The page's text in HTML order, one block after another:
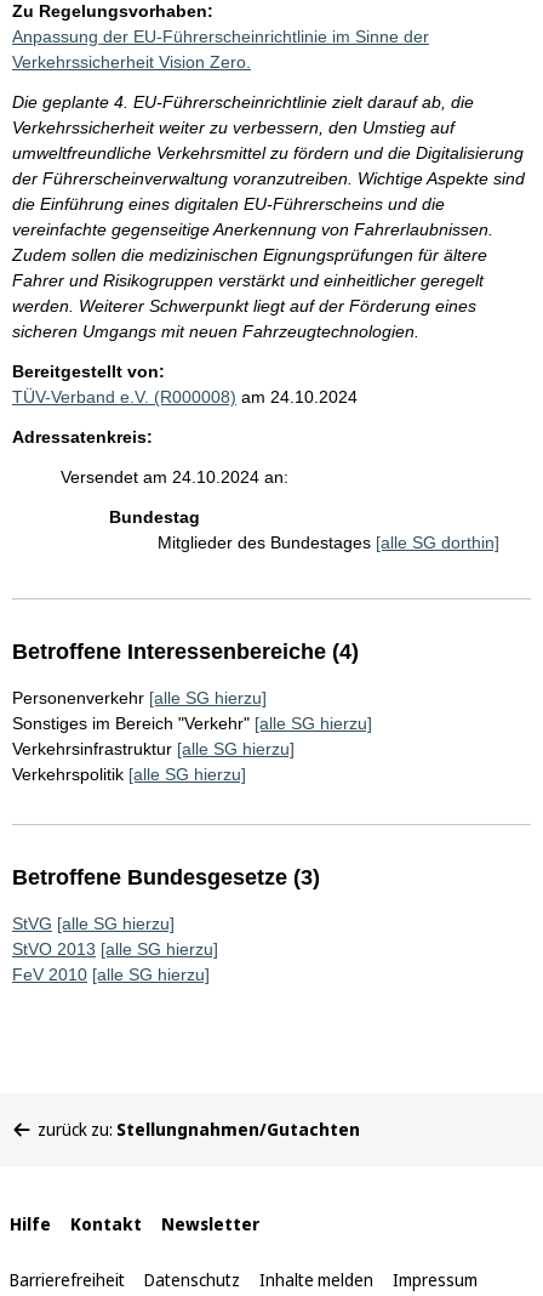
Zu Regelungsvorhaben:
Anpassung der EU-Führerscheinrichtlinie im Sinne der
Verkehrssicherheit Vision Zero.
Die geplante 4. EU-Führerscheinrichtlinie zielt darauf ab, die
Verkehrssicherheit weiter zu verbessern, den Umstieg auf
umweltfreundliche Verkehrsmittel zu fördern und die Digitalisierung
der Führerscheinverwaltung voranzutreiben. Wichtige Aspekte sind
die Einführung eines digitalen EU-Führerscheins und die
vereinfachte gegenseitige Anerkennung von Fahrerlaubnissen.
Zudem sollen die medizinischen Eignungsprüfungen für ältere
Fahrer und Risikogruppen verstärkt und einheitlicher geregelt
werden. Weiterer Schwerpunkt liegt auf der Förderung eines
sicheren Umgangs mit neuen Fahrzeugtechnologien.
Bereitgestellt von:
TÜV-Verband e.V. (R000008) am 24.10.2024
Adressatenkreis:
Versendet am 24.10.2024 an:
Bundestag
Mitglieder des Bundestages [alle SG dorthin]
Betroffene Interessenbereiche (4)
Personenverkehr [alle SG hierzu]
Sonstiges im Bereich "Verkehr" [alle SG hierzu]
Verkehrsinfrastruktur [alle SG hierzu]
Verkehrspolitik [alle SG hierzu]
Betroffene Bundesgesetze (3)
StVG [alle SG hierzu]
StVO 2013 [alle SG hierzu]
FeV 2010 [alle SG hierzu]
befinden
zurück zu: Stellungnahmen/Gutachten
Interne
Links
Hilfe Kontakt Newsletter
Barrierefreiheit Datenschutz Inhalte melden Impressum